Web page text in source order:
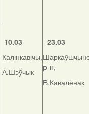
10.03
Калінкавічы,
А.Шэўчык
23.03
р-н,
В.Кавалёнак